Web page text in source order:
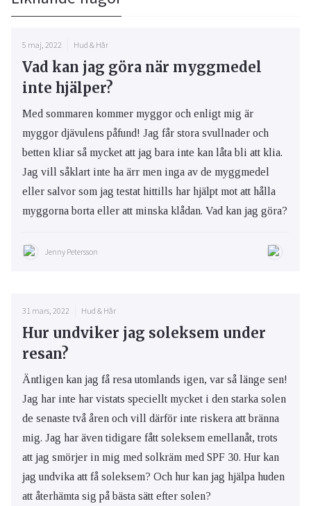
5 maj, 2022 Hud & Hår
Vad kan jag göra när myggmedel
inte hjälper?
Med sommaren kommer myggor och enligt mig är
myggor djävulens påfund! Jag får stora svullnader och
betten kliar så mycket att jag bara inte kan låta bli att klia.
Jag vill såklart inte ha ärr men inga av de myggmedel
eller salvor som jag testat hittills har hjälpt mot att hålla
myggorna borta eller att minska klådan. Vad kan jag göra?
Jenny Petersson
31 mars, 2022 Hud & Hår
Hur undviker jag soleksem under
resan?
Äntligen kan jag få resa utomlands igen, var så länge sen!
Jag har inte har vistats speciellt mycket i den starka solen
de senaste två åren och vill därför inte riskera att bränna
mig. Jag har även tidigare fått soleksem emellanåt, trots
att jag smörjer in mig med solkräm med SPF 30. Hur kan
jag undvika att få soleksem? Och hur kan jag hjälpa huden
att återhämta sig på bästa sätt efter solen?